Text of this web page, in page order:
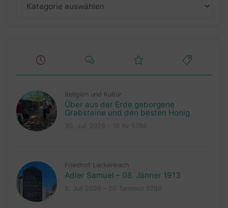
Religion und Kultur
Über aus der Erde geborgene
Grabsteine und den besten Honig
Friedhof Lackenbach
Adler Samuel – 08. Jänner 1913